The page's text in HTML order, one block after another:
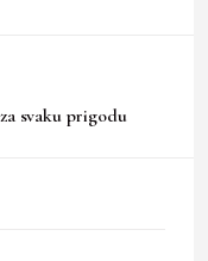
svaku prigodu